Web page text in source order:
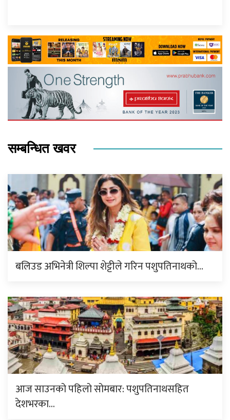
सम्बन्धित खवर
बलिउड अभिनेत्री शिल्पा शेट्टीले गरिन पशुपतिनाथको…
आज साउनको पहिलो सोमबार: पशुपतिनाथसहित
देशभरका…